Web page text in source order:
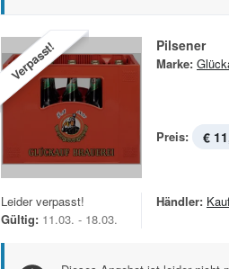
Verpasst! Pilsener
Marke:
Preis: €
Leider verpasst!
Gültig: 11.03. - 18.03.
Händler: